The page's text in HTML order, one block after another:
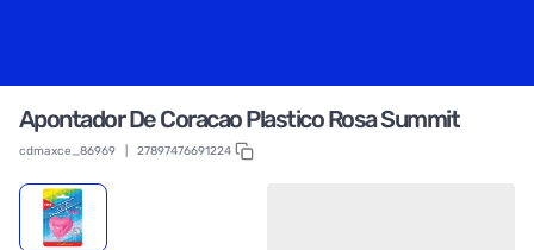
Apontador De Coracao Plastico Rosa Summit
cdmaxce_86969 27897476691224